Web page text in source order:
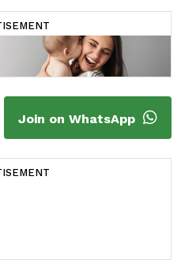
Join on WhatsApp